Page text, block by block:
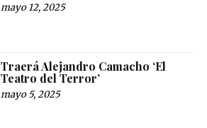
mayo 12, 2025
Traerá Alejandro Camacho ‘El
Teatro del Terror’
mayo 5, 2025